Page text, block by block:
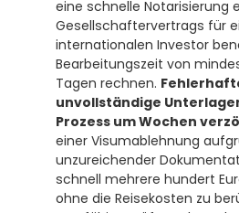
eine schnelle Notarisierung
Gesellschaftervertrags für
internationalen Investor
Bearbeitungszeit von
Tagen rechnen.
unvollständige
Prozess um Wochen
einer Visumablehnung
unzureichender
schnell mehrere hundert
ohne die Reisekosten zu